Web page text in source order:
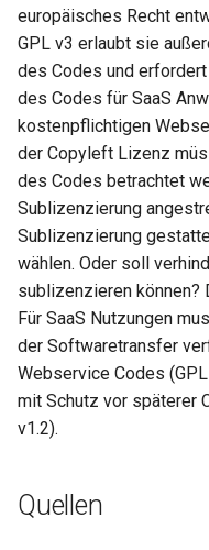
europäisches Recht
GPL v3 erlaubt sie
des Codes und
des Codes für SaaS
kostenpflichtigen
der Copyleft Lizenz
des Codes betrachtet
Sublizenzierung
Sublizenzierung
wählen. Oder soll
sublizenzieren können?
Für SaaS Nutzungen
der Softwaretransfer
Webservice Codes
mit Schutz vor späterer
v1.2).
Quellen